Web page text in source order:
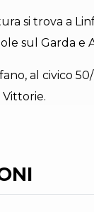
si trova a
sul Garda e
al civico